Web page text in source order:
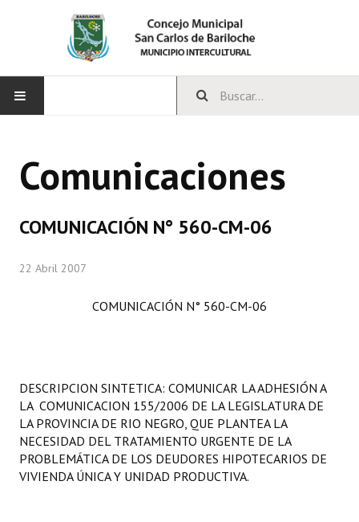
CONCEJO
Comisiones Especiales
LEGISLACIÓN
Constitución Nacional
Constitución Provincial
Comunicaciones
COMUNICACIÓN N° 560-CM-06
22 Abril 2007
COMUNICACIÓN N° 560-CM-06
DESCRIPCION SINTETICA: COMUNICAR LA ADHESIÓN A
LA COMUNICACION 155/2006 DE LA LEGISLATURA DE
LA PROVINCIA DE RIO NEGRO, QUE PLANTEA LA
NECESIDAD DEL TRATAMIENTO URGENTE DE LA
PROBLEMÁTICA DE LOS DEUDORES HIPOTECARIOS DE
VIVIENDA ÚNICA Y UNIDAD PRODUCTIVA.